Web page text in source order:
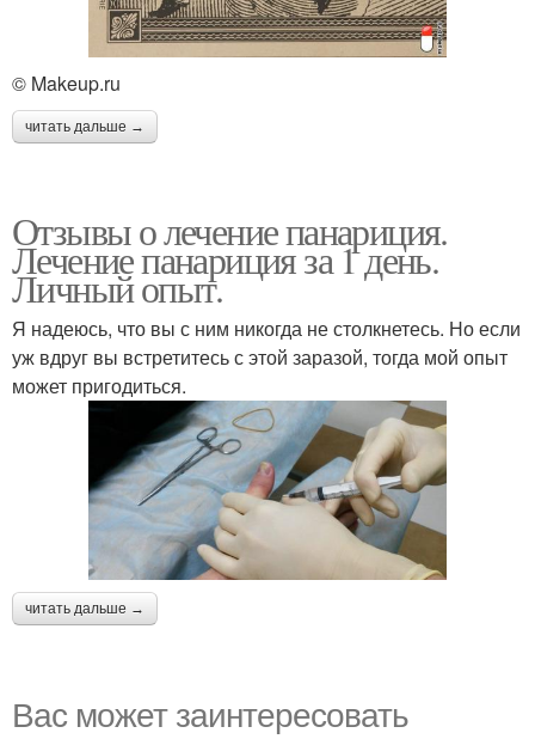
© Makeup.ru
читать дальше →
Отзывы о лечение панариция.
Лечение панариция за 1 день.
Личный опыт.
Я надеюсь, что вы с ним никогда не столкнетесь. Но если
уж вдруг вы встретитесь с этой заразой, тогда мой опыт
может пригодиться.
читать дальше →
Вас может заинтересовать